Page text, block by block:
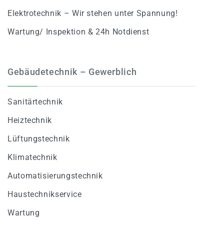
Elektrotechnik – Wir stehen unter Spannung!
Wartung/ Inspektion & 24h Notdienst
Gebäudetechnik – Gewerblich
Sanitärtechnik
Heiztechnik
Lüftungstechnik
Klimatechnik
Automatisierungstechnik
Haustechnikservice
Wartung